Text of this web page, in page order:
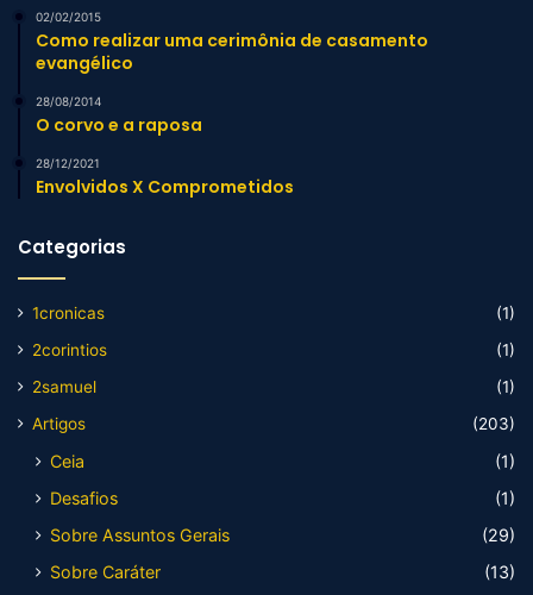
02/02/2015
Como realizar uma cerimônia de casamento
evangélico
28/08/2014
O corvo e a raposa
28/12/2021
Envolvidos X Comprometidos
Categorias
1cronicas
(1)
2corintios
(1)
2samuel
(1)
Artigos
(203)
Ceia
(1)
Desafios
(1)
Sobre Assuntos Gerais
(29)
Sobre Caráter
(13)